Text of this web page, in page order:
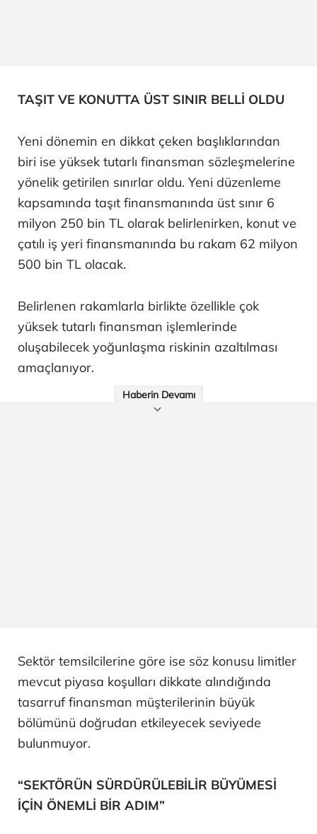
TAŞIT VE KONUTTA ÜST SINIR BELLİ OLDU
Yeni dönemin en dikkat çeken başlıklarından
biri ise yüksek tutarlı finansman sözleşmelerine
yönelik getirilen sınırlar oldu. Yeni düzenleme
kapsamında taşıt finansmanında üst sınır 6
milyon 250 bin TL olarak belirlenirken, konut ve
çatılı iş yeri finansmanında bu rakam 62 milyon
500 bin TL olacak.
Belirlenen rakamlarla birlikte özellikle çok
yüksek tutarlı finansman işlemlerinde
oluşabilecek yoğunlaşma riskinin azaltılması
amaçlanıyor.
Haberin Devamı
Sektör temsilcilerine göre ise söz konusu limitler
mevcut piyasa koşulları dikkate alındığında
tasarruf finansman müşterilerinin büyük
bölümünü doğrudan etkileyecek seviyede
bulunmuyor.
“SEKTÖRÜN SÜRDÜRÜLEBİLİR BÜYÜMESİ
İÇİN ÖNEMLİ BİR ADIM”